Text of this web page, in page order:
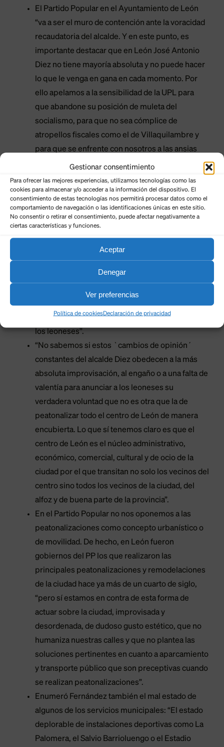
Gestionar consentimiento
Para ofrecer las mejores experiencias, utilizamos tecnologías como las
cookies para almacenar y/o acceder a la información del dispositivo. El
consentimiento de estas tecnologías nos permitirá procesar datos como el
comportamiento de navegación o las identificaciones únicas en este sitio.
No consentir o retirar el consentimiento, puede afectar negativamente a
ciertas características y funciones.
Aceptar
Denegar
Ver preferencias
Política de cookiesDeclaración de privacidad
El Partido Popular en el Ayuntamiento de León
“va a ser el muro de contención ante la voracidad
recaudatoria del alcalde. Y en este punto, es
importante destacar que en León José Antonio
Diez no tiene mayoría absoluta y no puede hacer
lo que le venga en gana en cada momento. Por
ello apelamos a la sensibilidad de la UPL para
que abandone su posición de muleta del
socialismo, para que no sea cómplice de
atropellos fiscales como el de Villaquilambre y
para que se enfrente con nosotros a las ansias
recaudatorias del alcalde Díez”.
También hubo un momento para la política de
movilidad de Díez y las intervenciones de Padre
Isla, San Agustín, Gil y Carrasco y Alfonso V:
“Intervenciones planificadas y aprobadas como
manteniendo plazas de aparcamiento y
circulación de vehículos que ahora, usando de
pantalla supuestamente a vecinos y
comerciantes, se convierten en
peatonalizaciones chapuceras de algunas de
esas vías, con el consiguiente caos y perjuicio a
los leoneses”.
“No sabemos si estos `cambios de opinión´
constantes del alcalde Diez obedecen a la más
absoluta improvisación, al engaño o a una falta de
valentía para anunciar a los leoneses su
verdadera voluntad que no es otra que la de
peatonalizar todo el centro de León de manera
encubierta. Lo que sí tenemos claro es que el
centro de León es el núcleo administrativo,
económico, comercial, cultural y de ocio de la
ciudad por el que transitan no solo los vecinos del
centro sino todos los vecinos de la ciudad, del
alfoz y de buena parte de la provincia”.
En el Partido Popular no nos oponemos a las
peatonalizaciones como concepto urbanístico o
de movilidad. De hecho, en León fueron
gobiernos del PP los que realizaron las
principales peatonalizaciones y remodelaciones
de la ciudad hace ya más de un cuarto de siglo,
“pero sí estamos en contra de esta forma de
actuar sobre la ciudad, improvisada y
desordenada, de dudoso gusto estético, que no
humaniza nuestras calles y que no plantea las
soluciones pertinentes en cuanto a aparcamiento
y transporte público que son preceptivas cuando
se realizan peatonalizaciones”.
Enumeró Fernández también el mal estado de
algunos de los servicios municipales: “El estado
deplorable de instalaciones deportivas como La
Palomera, el Salvio Barrioluengo o el Estadio